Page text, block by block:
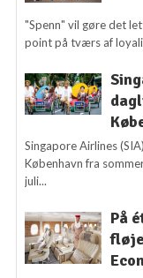
"Spenn" vil gøre det
point på tværs af
Singapore Airlines
København fra
juli...
På